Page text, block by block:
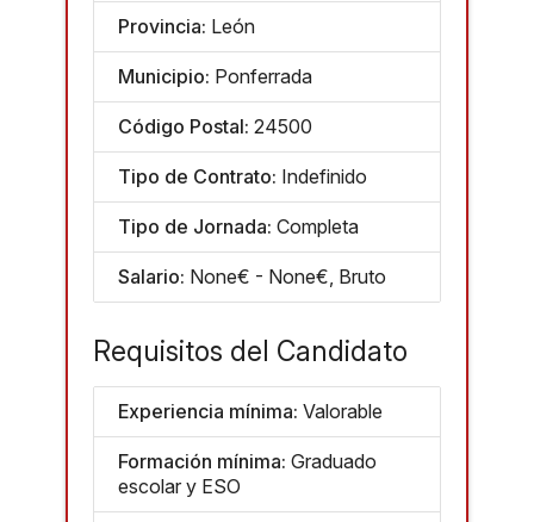
Provincia: León
Municipio: Ponferrada
Código Postal: 24500
Tipo de Contrato: Indefinido
Tipo de Jornada: Completa
Salario: None€ - None€, Bruto
Requisitos del Candidato
Experiencia mínima: Valorable
Formación mínima: Graduado
escolar y ESO